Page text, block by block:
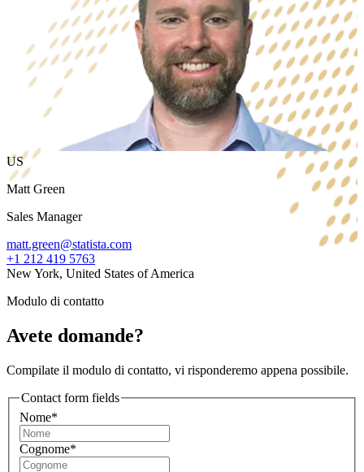
US
Matt Green
Sales Manager
matt.green@statista.com
+1 212 419 5763
New York, United States of America
Modulo di contatto
Avete domande?
Compilate il modulo di contatto, vi risponderemo appena possibile.
Contact form fields
Nome*
Cognome*